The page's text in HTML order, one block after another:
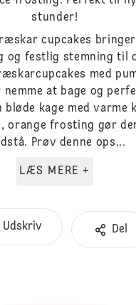
stunder!
cupcakes
og festlig stemning til
med
at bage og
bløde kage med varme
orange frosting gør
Prøv denne ops...
LÆS MERE +
Udskriv Del